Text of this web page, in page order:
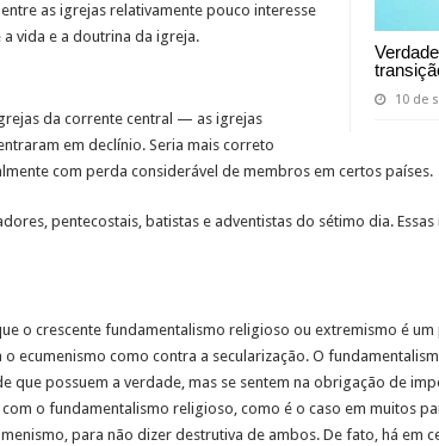
10 de
as igrejas relativamente pouco interesse
vida e a doutrina da igreja.
da corrente central — as igrejas
em declínio. Seria mais correto
com perda considerável de membros em certos países.
pentecostais, batistas e adventistas do sétimo dia.
o crescente fundamentalismo religioso ou extremismo é
ecumenismo como contra a secularização. O
que possuem a verdade, mas se sentem na obrigação de
o fundamentalismo religioso, como é o caso em muitos
para não dizer destrutiva de ambos. De fato, há em